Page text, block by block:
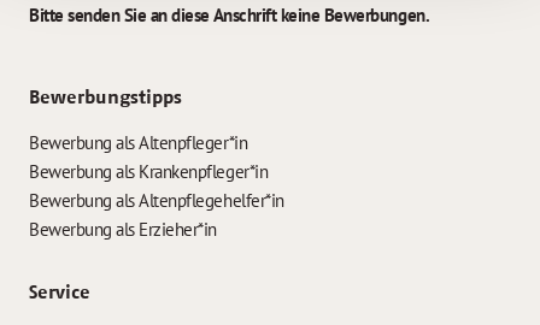
Bitte senden Sie an diese Anschrift keine Bewerbungen.
Bewerbungstipps
Bewerbung als Altenpfleger*in
Bewerbung als Krankenpfleger*in
Bewerbung als Altenpflegehelfer*in
Bewerbung als Erzieher*in
Service